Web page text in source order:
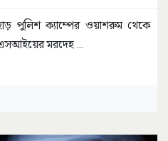
পুলিশ ক্যাম্পের ওয়াশরুম থেকে
মরদেহ ...